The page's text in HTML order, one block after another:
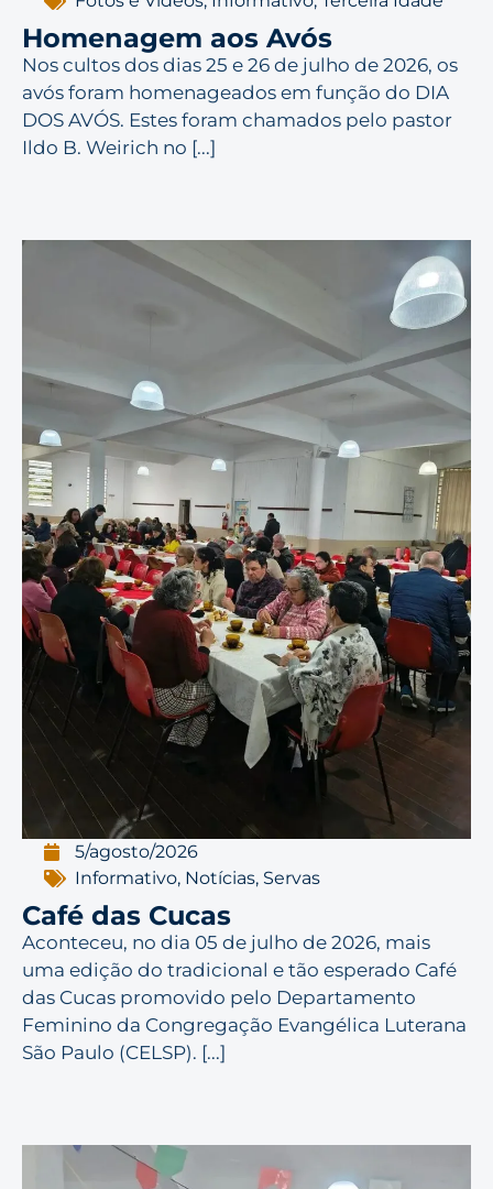
Homenagem aos Avós
Nos cultos dos dias 25 e 26 de julho de 2026, os
avós foram homenageados em função do DIA
DOS AVÓS. Estes foram chamados pelo pastor
Ildo B. Weirich no [...]
5/agosto/2026
Informativo, Notícias, Servas
Café das Cucas
Aconteceu, no dia 05 de julho de 2026, mais
uma edição do tradicional e tão esperado Café
das Cucas promovido pelo Departamento
Feminino da Congregação Evangélica Luterana
São Paulo (CELSP). [...]